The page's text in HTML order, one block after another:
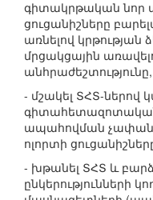
գիտակրթական նոր
ցուցանիշները
առնելով
մրցակցային
անհրաժեշտությունը,
- մշակել ՏՀՏ-ներով
ապահովման
ոլորտի
- խթանել ՏՀՏ և
ընկերությունների